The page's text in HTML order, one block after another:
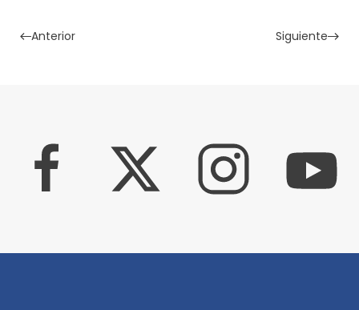
Anterior Siguiente